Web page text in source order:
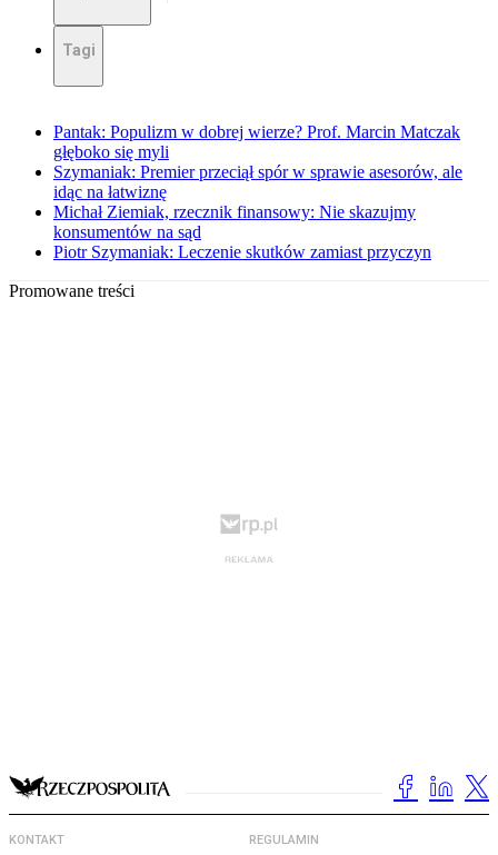
Tagi
Pantak: Populizm w dobrej wierze? Prof. Marcin Matczak
głęboko się myli
Szymaniak: Premier przeciął spór w sprawie asesorów, ale
idąc na łatwiznę
Michał Ziemiak, rzecznik finansowy: Nie skazujmy
konsumentów na sąd
Piotr Szymaniak: Leczenie skutków zamiast przyczyn
Promowane treści
KONTAKT REGULAMIN